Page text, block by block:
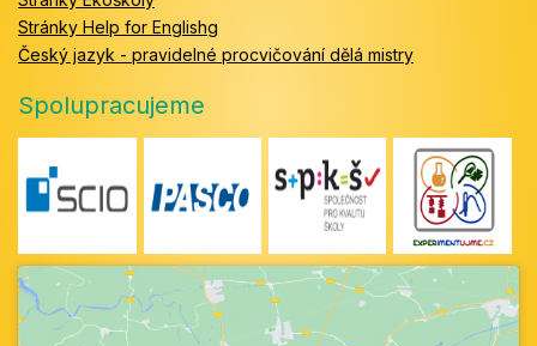
Stránky Help for Englishg
Český jazyk - pravidelné procvičování dělá mistry
Spolupracujeme